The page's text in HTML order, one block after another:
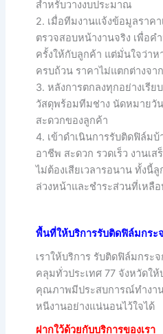
สำหรับวางงบประมาณ
2. เมื่อทีมงานแจ้งข้อมูลราค
ตรวจสอบหน้างานจริง เพื่อ
ครั้งให้กับลูกค้า แต่มั่นใจว่า
ครบถ้วน ราคาไม่แตกต่างจา
3. หลังการตกลงทุกอย่างเรีย
วัสดุพร้อมทีมช่าง นัดหมายวั
สะดวกของลูกค้า
4. เข้าดำเนินการรับติดฟิล์ม
อาชีพ สะดวก รวดเร็ว งานเ
ไม่ต้องเสียเวลารอนาน ทั้งนี้
ล่วงหน้าและชำระส่วนที่เหลือ
พื้นที่ให้บริการรับติดฟิล์มกระ
เราให้บริการ รับติดฟิล์มกร
คลุมทั่วประเทศ 77 จังหวัดใ
คุณภาพมีประสบการณ์ทำงา
หนีงานอย่างแน่นอนไว้ใจได้
ฝากใว้ด้วยกับบริการของเรา